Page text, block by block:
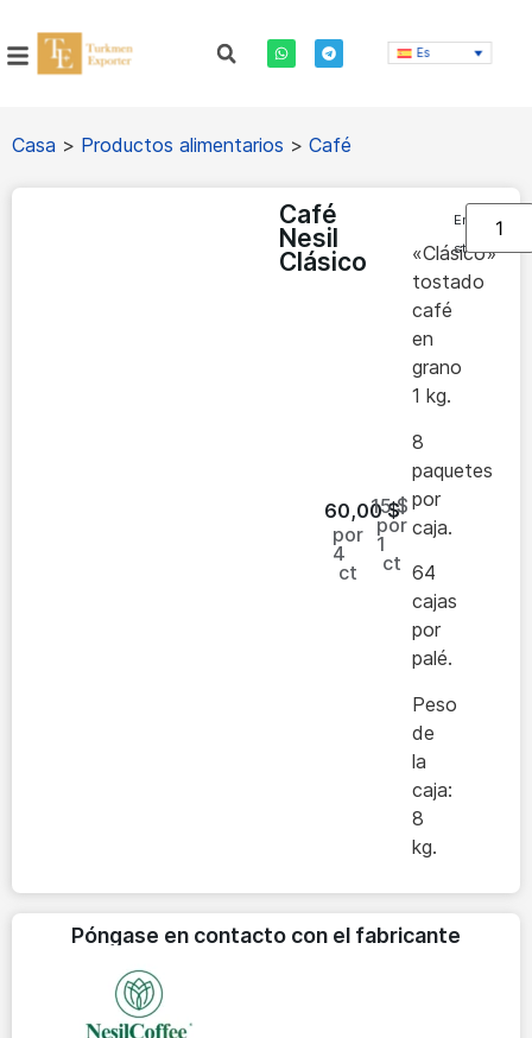
Es
Casa > Productos alimentarios > Café
Café
Nesil
Clásico
60,00$
por
4
ct
15 $
por
1
ct
«Clásico»
tostado
café
en
grano
1 kg.
8
paquetes
por
caja.
64
cajas
por
palé.
Peso
de
la
caja:
8
kg.
En
stock
Póngase en contacto con el fabricante